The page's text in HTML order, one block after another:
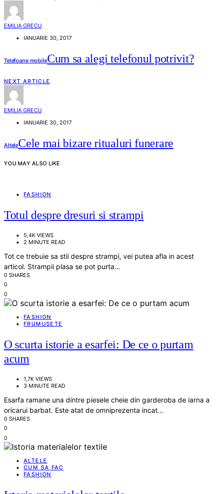
EMILIA GRECU
IANUARIE 30, 2017
Telefoane mobileCum sa alegi telefonul potrivit?
NEXT ARTICLE
EMILIA GRECU
IANUARIE 30, 2017
AlteleCele mai bizare ritualuri funerare
YOU MAY ALSO LIKE
FASHION
Totul despre dresuri si strampi
5,4K VIEWS
2 MINUTE READ
Tot ce trebuie sa stii despre strampi, vei putea afla in acest
articol. Strampii plasa se pot purta…
0 SHARES
0
0
FASHION
FRUMUSETE
O scurta istorie a esarfei: De ce o purtam
acum
1,7K VIEWS
3 MINUTE READ
Esarfa ramane una dintre piesele cheie din garderoba de iarna a
oricarui barbat. Este atat de omniprezenta incat…
0 SHARES
0
0
ALTELE
CUM SA FAC
FASHION